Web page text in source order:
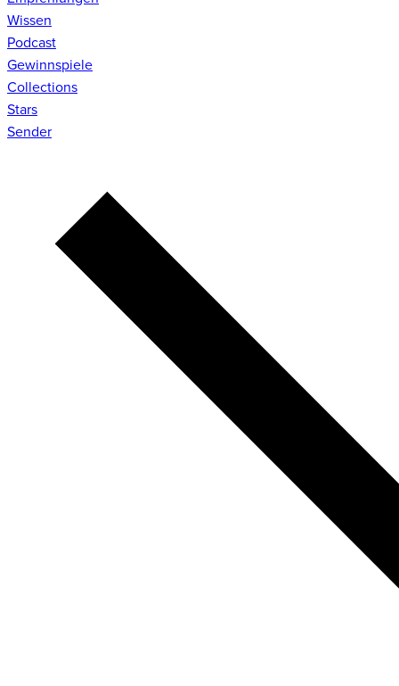
Wissen
Podcast
Gewinnspiele
Collections
Stars
Sender